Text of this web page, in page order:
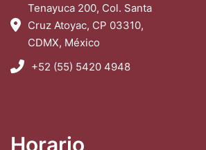
Tenayuca 200, Col. Santa
Cruz Atoyac, CP 03310,
CDMX, México
+52 (55) 5420 4948
Horario